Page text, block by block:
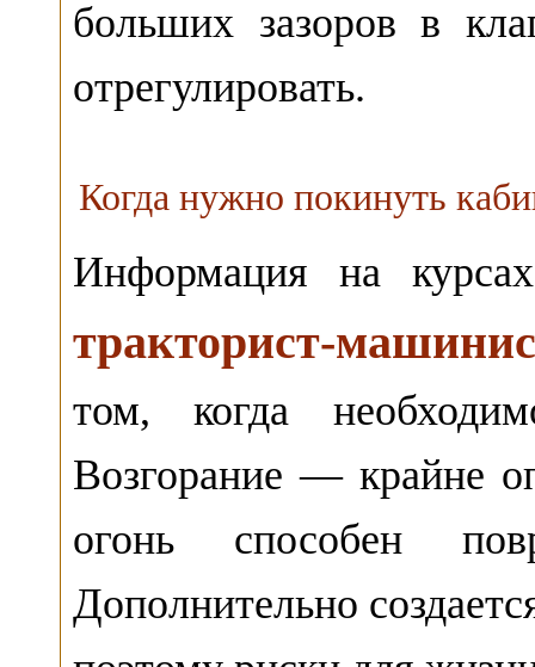
больших зазоров в
отрегулировать.
Когда нужно покинуть
Информация на
тракторист-
том, когда
Возгорание — крайне
огонь способен
Дополнительно